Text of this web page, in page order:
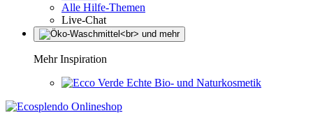
Alle Hilfe-Themen
Live-Chat
Mehr Inspiration
Echte Bio- und Naturkosmetik